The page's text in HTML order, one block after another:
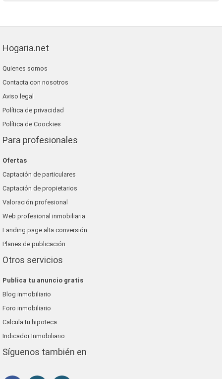
Hogaria.net
Quienes somos
Contacta con nosotros
Aviso legal
Política de privacidad
Política de Coockies
Para profesionales
Ofertas
Captación de particulares
Captación de propietarios
Valoración profesional
Web profesional inmobiliaria
Landing page alta conversión
Planes de publicación
Otros servicios
Publica tu anuncio gratis
Blog inmobiliario
Foro inmobiliario
Calcula tu hipoteca
Indicador Inmobiliario
Síguenos también en